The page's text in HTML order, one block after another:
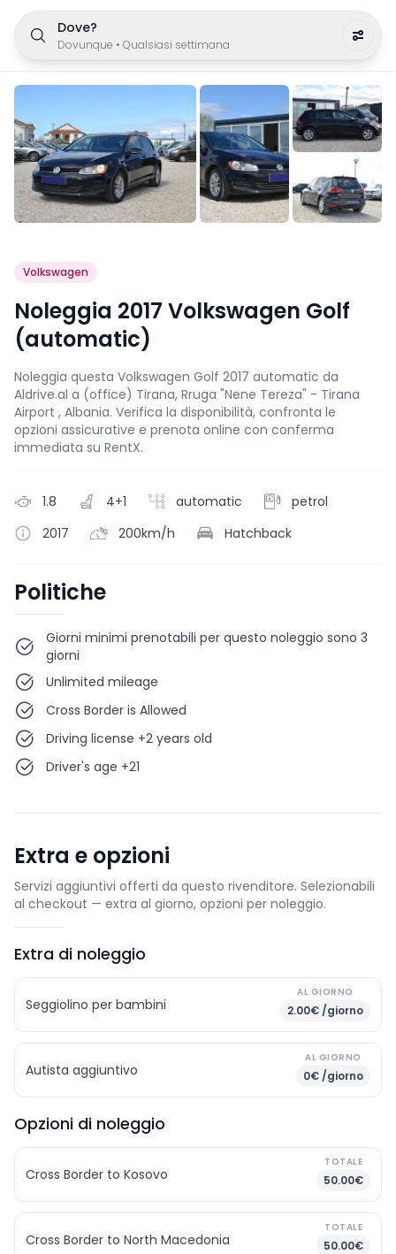
Dove?
Dovunque • Qualsiasi settimana
Volkswagen
Noleggia 2017 Volkswagen Golf
(automatic)
Noleggia questa Volkswagen Golf 2017 automatic da
Aldrive.al a (office) Tirana, Rruga "Nene Tereza" - Tirana
Airport , Albania. Verifica la disponibilità, confronta le
opzioni assicurative e prenota online con conferma
immediata su RentX.
1.8 4+1 automatic
petrol
2017
200km/h Hatchback
Politiche
Giorni minimi prenotabili per questo noleggio sono 3
giorni
Unlimited mileage
Cross Border is Allowed
Driving license +2 years old
Driver's age +21
Extra e opzioni
Servizi aggiuntivi offerti da questo rivenditore. Selezionabili
al checkout — extra al giorno, opzioni per noleggio.
Extra di noleggio
Seggiolino per bambini
AL GIORNO
2.00€ /giorno
Autista aggiuntivo
AL GIORNO
0€ /giorno
Opzioni di noleggio
Cross Border to Kosovo
TOTALE
50.00€
Cross Border to North Macedonia
TOTALE
50.00€